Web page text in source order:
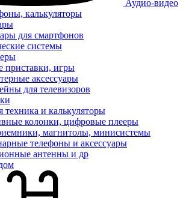
Аудио-видео
калькуляторы
для смартфонов
системы
приставки, игры
аксессуары
для телевизоров
техника и калькуляторы
колонки, цифровые плееры
магнитолы, минисистемы
телефоны и аксессуары
антенны и др